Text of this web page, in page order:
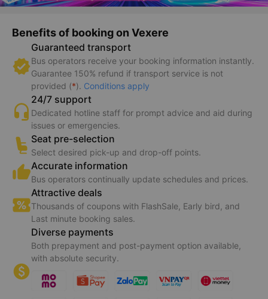
Benefits of booking on Vexere
Guaranteed transport
Bus operators receive your booking information instantly.
Guarantee 150% refund if transport service is not
provided (*). Conditions apply
24/7 support
Dedicated hotline staff for prompt advice and aid during
issues or emergencies.
Seat pre-selection
Select desired pick-up and drop-off points.
Accurate information
Bus operators continually update schedules and prices.
Attractive deals
Thousands of coupons with FlashSale, Early bird, and
Last minute booking sales.
Diverse payments
Both prepayment and post-payment option available,
with absolute security.